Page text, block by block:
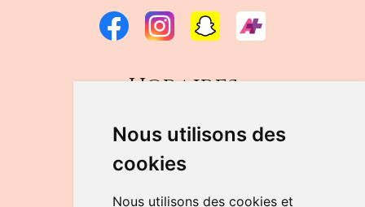
Nous utilisons des
cookies
Nous utilisons des cookies et
Horaires
DU LUNDI AU VENDREDI
de 9h à 12h30 et de 14h à 18h
LE SAMEDI
de 9h à 12h30